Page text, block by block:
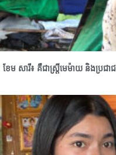
ខែម សារី៖ គឺជាស្រ្តីមេម៉ាយ និងប្រជ